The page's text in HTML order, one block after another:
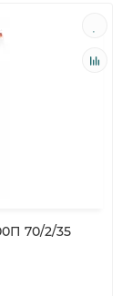
чтобы
от
– два
горючее –
к
с
70/2/35